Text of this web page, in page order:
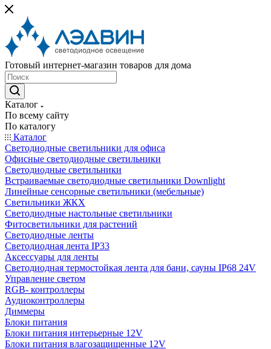
Готовый интернет-магазин товаров для дома
Каталог
По всему сайту
По каталогу
Каталог
Светодиодные светильники для офиса
Офисные светодиодные светильники
Светодиодные светильники
Встраиваемые светодиодные светильники Downlight
Линейные сенсорные светильники (мебельные)
Светильники ЖКХ
Светодиодные настольные светильники
Фитосветильники для растений
Светодиодные ленты
Светодиодная лента IP33
Аксессуары для ленты
Светодиодная термостойкая лента для бани, сауны IP68 24V
Управление светом
RGB- контроллеры
Аудиоконтроллеры
Диммеры
Блоки питания
Блоки питания интерьерные 12V
Блоки питания влагозащищенные 12V